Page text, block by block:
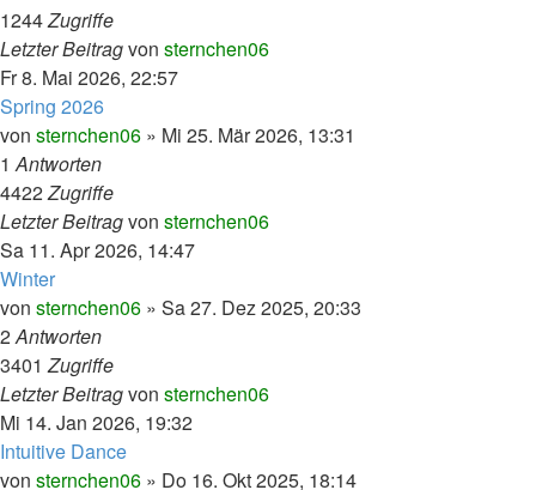
1244Zugriffe
Letzter Beitragvon sternchen06
Fr 8. Mai 2026, 22:57
Spring 2026
von sternchen06 » Mi 25. Mär 2026, 13:31
1Antworten
4422Zugriffe
Letzter Beitragvon sternchen06
Sa 11. Apr 2026, 14:47
Winter
von sternchen06 » Sa 27. Dez 2025, 20:33
2Antworten
3401Zugriffe
Letzter Beitragvon sternchen06
Mi 14. Jan 2026, 19:32
Intuitive Dance
von sternchen06 » Do 16. Okt 2025, 18:14